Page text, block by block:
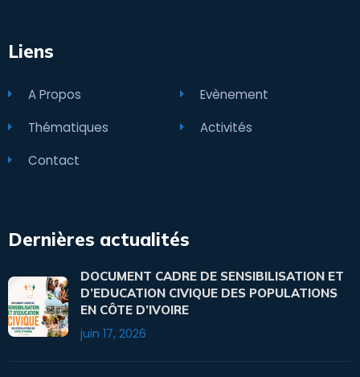
Liens
A Propos
Evènement
Thématiques
Activités
Contact
Dernières actualités
DOCUMENT CADRE DE SENSIBILISATION ET
D’EDUCATION CIVIQUE DES POPULATIONS
EN CÔTE D’IVOIRE
juin 17, 2026